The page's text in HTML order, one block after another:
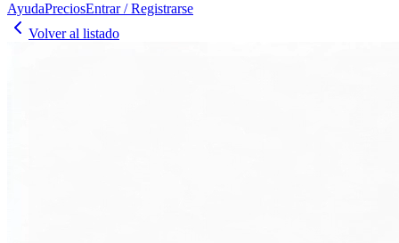
AyudaPreciosEntrar / Registrarse
Volver al listado